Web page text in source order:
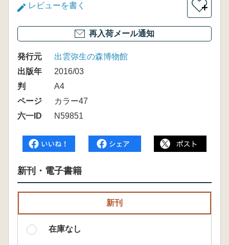
レビューを書く ＋
再入荷メール通知
発行元
出雲弥生の森博物館
出版年
2016/03
判
A4
ページ
カラー47
六一ID
N59851
新刊・電子書籍
新刊
在庫なし